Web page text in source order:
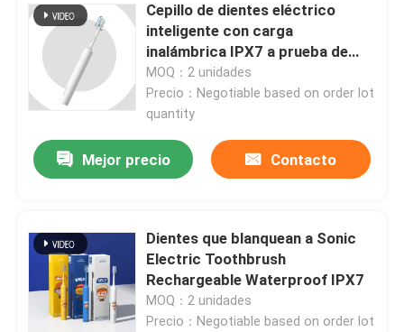
Cepillo de dientes eléctrico
inteligente con carga
inalámbrica IPX7 a prueba de
agua MIROOOO
MOQ：2 unidades
Precio：Negotiable based on order lot
quantity
Mejor precio Contacto
Dientes que blanquean a Sonic
Electric Toothbrush
Rechargeable Waterproof IPX7
MOQ：2 unidades
Precio：Negotiable based on order lot